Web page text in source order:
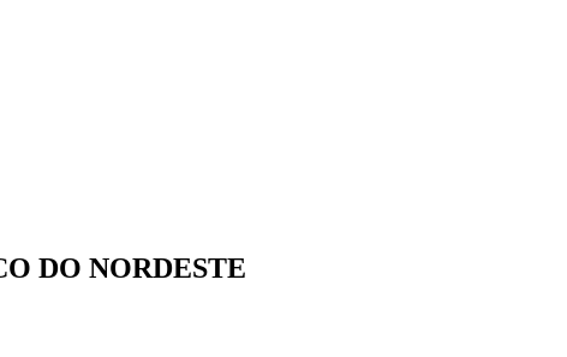
DO NORDESTE